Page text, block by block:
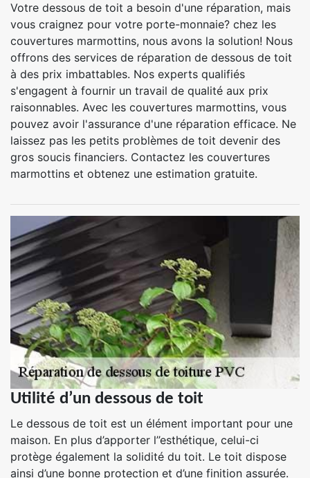
Votre dessous de toit a besoin d'une réparation, mais
vous craignez pour votre porte-monnaie? chez les
couvertures marmottins, nous avons la solution! Nous
offrons des services de réparation de dessous de toit
à des prix imbattables. Nos experts qualifiés
s'engagent à fournir un travail de qualité aux prix
raisonnables. Avec les couvertures marmottins, vous
pouvez avoir l'assurance d'une réparation efficace. Ne
laissez pas les petits problèmes de toit devenir des
gros soucis financiers. Contactez les couvertures
marmottins et obtenez une estimation gratuite.
Utilité d’un dessous de toit
Le dessous de toit est un élément important pour une
maison. En plus d’apporter l’’esthétique, celui-ci
protège également la solidité du toit. Le toit dispose
ainsi d’une bonne protection et d’une finition assurée.